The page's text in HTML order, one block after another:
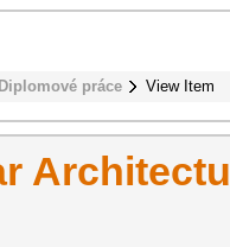
Diplomové práce View Item